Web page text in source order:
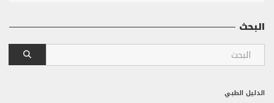
البحث
الدليل الطبي